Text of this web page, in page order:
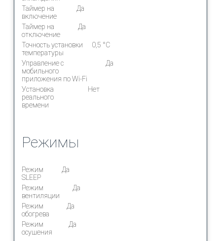
Таймер на
включение
Да
Таймер на
отключение
Да
Точность установки
температуры
0,5 °С
Управление c
мобильного
приложения по Wi-Fi
Да
Установка
реального
времени
Нет
Режимы
Режим
SLEEP
Да
Режим
вентиляции
Да
Режим
обогрева
Да
Режим
осушения
Да